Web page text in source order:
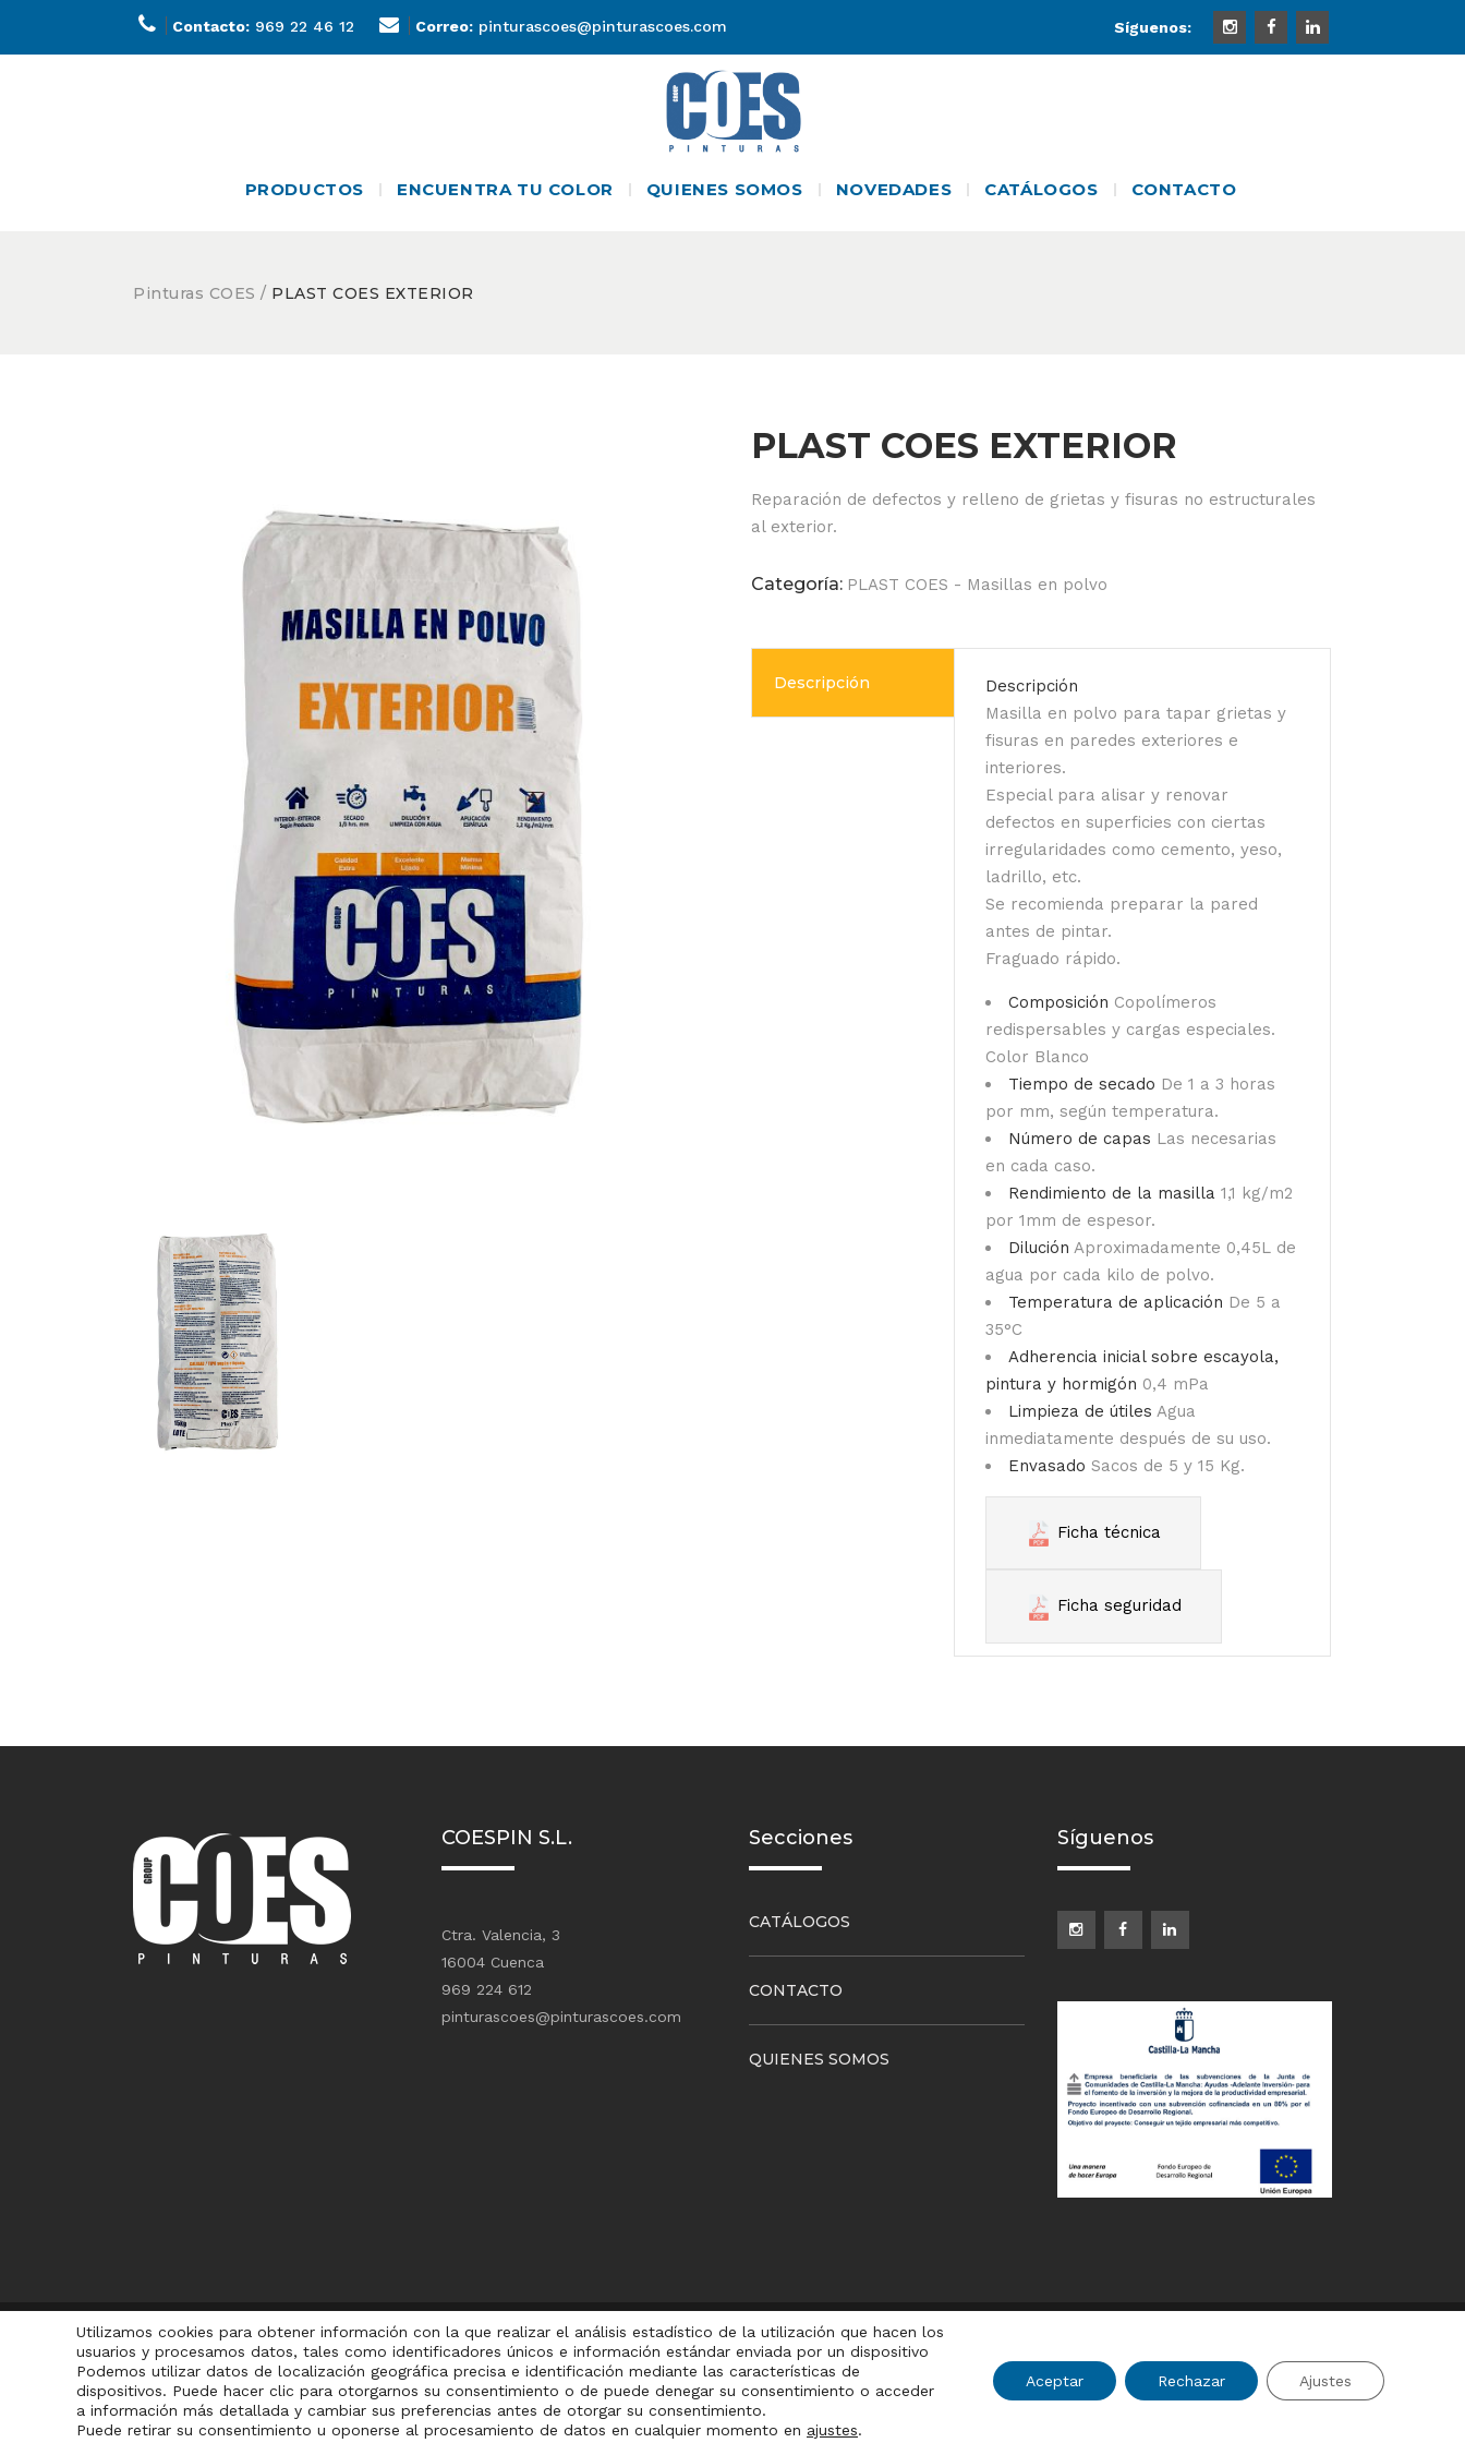
Contacto: 969 22 46 12 Correo: pinturascoes@pinturascoes.com Síguenos:
PRODUCTOS ENCUENTRA TU COLOR QUIENES SOMOS NOVEDADES CATÁLOGOS CONTACTO
Pinturas COES / PLAST COES EXTERIOR
PLAST COES EXTERIOR
Reparación de defectos y relleno de grietas y fisuras no estructurales
al exterior.
Categoría: PLAST COES - Masillas en polvo
Descripción
Descripción
Masilla en polvo para tapar grietas y
fisuras en paredes exteriores e
interiores.
Especial para alisar y renovar
defectos en superficies con ciertas
irregularidades como cemento, yeso,
ladrillo, etc.
Se recomienda preparar la pared
antes de pintar.
Fraguado rápido.
Composición Copolímeros
redispersables y cargas especiales.
Color Blanco
Tiempo de secado De 1 a 3 horas
por mm, según temperatura.
Número de capas Las necesarias
en cada caso.
Rendimiento de la masilla 1,1 kg/m2
por 1mm de espesor.
Dilución Aproximadamente 0,45L de
agua por cada kilo de polvo.
Temperatura de aplicación De 5 a
35°C
Adherencia inicial sobre escayola,
pintura y hormigón 0,4 mPa
Limpieza de útiles Agua
inmediatamente después de su uso.
Envasado Sacos de 5 y 15 Kg.
Ficha técnica
Ficha seguridad
COESPIN S.L.
Ctra. Valencia, 3
16004 Cuenca
969 224 612
pinturascoes@pinturascoes.com
Secciones
CATÁLOGOS
CONTACTO
QUIENES SOMOS
Síguenos
Aviso legal–Política de cookies– Desarrollado por Natanael
El catálogo de productos puede sufrir variaciones en los próximos días, disculpen las molestiasDescartar
Utilizamos cookies para obtener información con la que realizar el análisis estadístico de la utilización que hacen los
usuarios y procesamos datos, tales como identificadores únicos e información estándar enviada por un dispositivo
Podemos utilizar datos de localización geográfica precisa e identificación mediante las características de
dispositivos. Puede hacer clic para otorgarnos su consentimiento o de puede denegar su consentimiento o acceder
a información más detallada y cambiar sus preferencias antes de otorgar su consentimiento.
Puede retirar su consentimiento u oponerse al procesamiento de datos en cualquier momento en ajustes.
Aceptar Rechazar Ajustes